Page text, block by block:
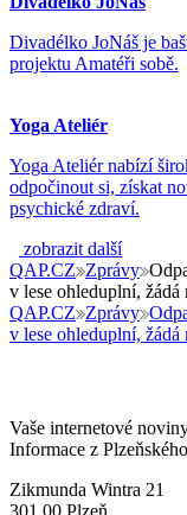
Divadélko JoNáš je
projektu Amatéři sobě.
Yoga Ateliér
Yoga Ateliér nabízí
odpočinout si, získat
psychické zdraví.
zobrazit další
QAP.CZ Zprávy
v lese ohleduplní,
QAP.CZ Zprávy
v lese ohleduplní,
Vaše internetové
Informace z
Zikmunda Wintra 21